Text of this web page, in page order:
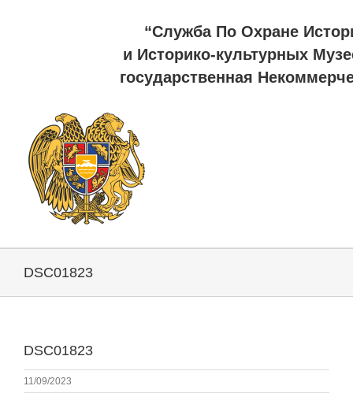
“Служба По Охране
и Историко-культурных
государственная
DSC01823
DSC01823
11/09/2023